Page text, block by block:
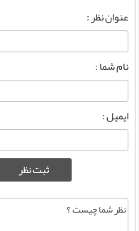
عنوان نظر :
نام شما :
ایمیل :